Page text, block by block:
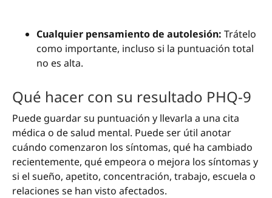
Cualquier pensamiento de autolesión: Trátelo
como importante, incluso si la puntuación total
no es alta.
Qué hacer con su resultado PHQ-9
Puede guardar su puntuación y llevarla a una cita
médica o de salud mental. Puede ser útil anotar
cuándo comenzaron los síntomas, qué ha cambiado
recientemente, qué empeora o mejora los síntomas y
si el sueño, apetito, concentración, trabajo, escuela o
relaciones se han visto afectados.